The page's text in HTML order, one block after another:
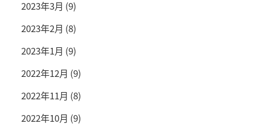
2023年3月 (9)
2023年2月 (8)
2023年1月 (9)
2022年12月 (9)
2022年11月 (8)
2022年10月 (9)